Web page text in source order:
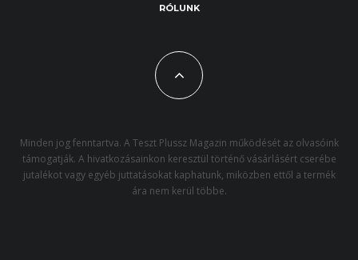
RÓLUNK
Minden jog fenntartva. A Teszt Plussz Magazin működését az olvasóink
támogatják. A hivatkozásainkon keresztül történő vásárlásért cserébe
jutalékot vagy egyéb juttatásokat kaphatunk, miközben ettől a termék
ára nem kerül többe.